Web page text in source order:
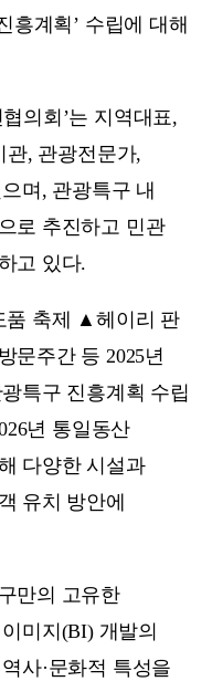
흥계획’ 수립에 대해
의회’는 지역대표,
, 관광전문가,
며, 관광특구 내
로 추진하고 민관
고 있다.
품 축제 ▲헤이리 판
문주간 등 2025년
특구 진흥계획 수립
년 통일동산
다양한 시설과
유치 방안에
만의 고유한
미지(BI) 개발의
사·문화적 특성을